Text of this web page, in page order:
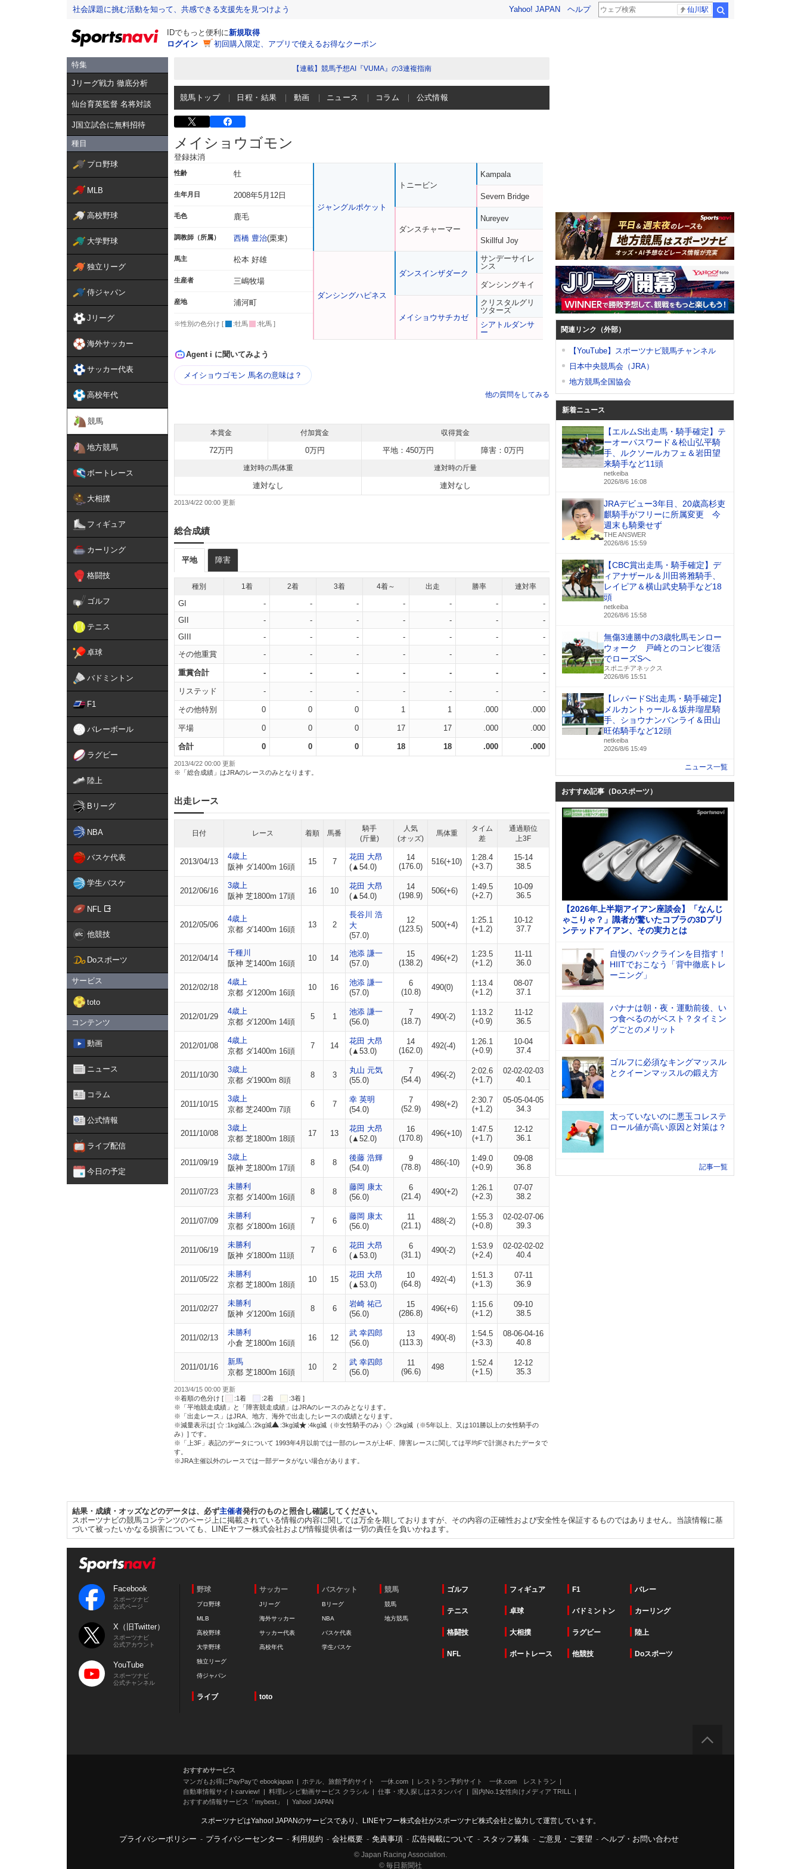
社会課題に挑む活動を知って、共感できる支援先を見つけよう Yahoo! JAPAN ヘルプ 仙川駅
IDでもっと便利に新規取得
ログイン
初回購入限定、アプリで使えるお得なクーポン
特集
Jリーグ戦力 徹底分析
仙台育英監督 名将対談
J国立試合に無料招待
種目
プロ野球
MLB
高校野球
大学野球
独立リーグ
侍ジャパン
Jリーグ
海外サッカー
サッカー代表
高校年代
競馬
地方競馬
ボートレース
大相撲
フィギュア
カーリング
格闘技
ゴルフ
テニス
卓球
バドミントン
F1
バレーボール
ラグビー
陸上
Bリーグ
NBA
バスケ代表
学生バスケ
NFL
他競技
Doスポーツ
サービス
toto
コンテンツ
動画
ニュース
コラム
公式情報
ライブ配信
今日の予定
【連載】競馬予想AI『VUMA』の3連複指南
競馬トップ 日程・結果 動画 ニュース コラム 公式情報
メイショウゴモン
登録抹消
性齢 牡
生年月日 2008年5月12日
毛色 鹿毛
調教師（所属） 西橋 豊治(栗東)
馬主 松本 好雄
生産者 三嶋牧場
産地 浦河町
※性別の色分け [ :牡馬 :牝馬 ]
ジャングルポケット
ダンシングハピネス
トニービン
ダンスチャーマー
ダンスインザダーク
メイショウサチカゼ
Kampala
Severn Bridge
Nureyev
Skillful Joy
サンデーサイレ
ンス
ダンシングキイ
クリスタルグリ
ツターズ
シアトルダンサ
ー
Agent i に聞いてみよう
メイショウゴモン 馬名の意味は？
他の質問をしてみる
本賞金 付加賞金 収得賞金
72万円 0万円 平地：450万円 障害：0万円
連対時の馬体重 連対時の斤量
連対なし 連対なし
2013/4/22 00:00
総合成績
平地 障害
種別 1着 2着 3着 4着～ 出走 勝率 連対率
GI - - - - - -
-
GII
- - - - - -
-
GIII
- - - - - -
-
その他重賞
- - - - - - -
重賞合計 - - - - - - -
リステッド - - - - - - -
その他特別 0 0 0 1 1 .000 .000
平場 0 0 0 17 17 .000 .000
合計 0 0 0 18 18 .000 .000
2013/4/22 00:00 更新
※「総合成績」はJRAのレースのみとなります。
出走レース
日付 レース 着順 馬番
騎手
(斤量)
人気
(オッズ)
馬体重
タイム
差
通過順位
上3F
2013/04/13
4歳上
阪神 ダ1400m 16頭
15 7
花田 大昂
(▲54.0)
14
(176.0)
516(+10)
1:28.4
(+3.7)
15-14
38.5
2012/06/16
3歳上
阪神 芝1800m 17頭
16 10
花田 大昂
(▲54.0)
14
(198.9)
506(+6)
1:49.5
(+2.7)
10-09
36.5
2012/05/06
4歳上
京都 ダ1400m 16頭
13 2
長谷川 浩
大
(57.0)
12
(123.5)
500(+4)
1:25.1
(+1.2)
10-12
37.7
2012/04/14
千種川
阪神 芝1400m 16頭
10 14
池添 謙一
(57.0)
15
(138.2)
496(+2)
1:23.5
(+1.2)
11-11
36.0
2012/02/18
4歳上
京都 ダ1200m 16頭
10 16
池添 謙一
(57.0)
6
(10.8)
490(0)
1:13.4
(+1.2)
08-07
37.1
2012/01/29
4歳上
京都 ダ1200m 14頭
5 1
池添 謙一
(56.0)
7
(18.7)
490(-2)
1:13.2
(+0.9)
11-12
36.5
2012/01/08
4歳上
京都 ダ1400m 16頭
7 14
花田 大昂
(▲53.0)
14
(162.0)
492(-4)
1:26.1
(+0.9)
10-04
37.4
2011/10/30
3歳上
京都 ダ1900m 8頭
8 3
丸山 元気
(55.0)
7
(54.4)
496(-2)
2:02.6
(+1.7)
02-02-02-03
40.1
2011/10/15
3歳上
京都 芝2400m 7頭
6 7
幸 英明
(54.0)
7
(52.9)
498(+2)
2:30.7
(+1.2)
05-05-04-05
34.3
2011/10/08
3歳上
京都 芝1800m 18頭
17 13
花田 大昂
(▲52.0)
16
(170.8)
496(+10)
1:47.5
(+1.7)
12-12
36.1
2011/09/19
3歳上
阪神 芝1800m 17頭
8 8
後藤 浩輝
(54.0)
9
(78.8)
486(-10)
1:49.0
(+0.9)
09-08
36.8
2011/07/23
未勝利
京都 ダ1400m 16頭
8 8
藤岡 康太
(56.0)
6
(21.4)
490(+2)
1:26.1
(+2.3)
07-07
38.2
2011/07/09
未勝利
京都 ダ1800m 16頭
7 6
藤岡 康太
(56.0)
11
(21.1)
488(-2)
1:55.3
(+0.8)
02-02-07-06
39.3
2011/06/19
未勝利
阪神 ダ1800m 11頭
7 6
花田 大昂
(▲53.0)
6
(31.1)
490(-2)
1:53.9
(+2.4)
02-02-02-02
40.4
2011/05/22
未勝利
京都 芝1800m 18頭
10 15
花田 大昂
(▲53.0)
10
(64.8)
492(-4)
1:51.3
(+1.3)
07-11
36.9
2011/02/27
未勝利
阪神 ダ1200m 16頭
8 6
岩崎 祐己
(56.0)
15
(286.8)
496(+6)
1:15.6
(+1.2)
09-10
38.5
2011/02/13
未勝利
小倉 芝1800m 16頭
16 12
武 幸四郎
(56.0)
13
(113.3)
490(-8)
1:54.5
(+3.3)
08-06-04-16
40.8
2011/01/16
新馬
京都 芝1800m 16頭
10 2
武 幸四郎
(56.0)
11
(96.6)
498
1:52.4
(+1.5)
12-12
35.3
2013/4/15 00:00 更新
※着順の色分け [
:1着 :2着
:3着 ]
※「平地競走成績」と「障害競走成績」はJRAのレースのみとなります。
※「出走レース」はJRA、地方、海外で出走したレースの成績となります。
※減量表示は[
:1kg減 :2kg減 :3kg減 :4kg減（※女性騎手のみ）
:2kg減（※5年以上、又は101勝以上の女性騎手の
み）] です。
※「上3F」表記のデータについて 1993年4月以前では一部のレースが上4F、障害レースに関しては平均Fで計測されたデータで
す。
※JRA主催以外のレースでは一部データがない場合があります。
関連リンク（外部）
【YouTube】スポーツナビ競馬チャンネル
日本中央競馬会（JRA）
地方競馬全国協会
新着ニュース
【エルムS出走馬・騎手確定】テ
ーオーパスワード＆松山弘平騎
手、ルクソールカフェ＆岩田望
来騎手など11頭
netkeiba
2026/8/6 16:08
JRAデビュー3年目、20歳高杉吏
麒騎手がフリーに所属変更 今
週末も騎乗せず
THE ANSWER
2026/8/6 15:59
【CBC賞出走馬・騎手確定】デ
ィアナザール＆川田将雅騎手、
レイピア＆横山武史騎手など18
頭
netkeiba
2026/8/6 15:58
無傷3連勝中の3歳牝馬モンロー
ウォーク 戸崎とのコンビ復活
でローズSへ
スポニチアネックス
2026/8/6 15:51
【レパードS出走馬・騎手確定】
メルカントゥール＆坂井瑠星騎
手、ショウナンバンライ＆田山
旺佑騎手など12頭
netkeiba
2026/8/6 15:49
ニュース一覧
おすすめ記事（Doスポーツ）
【2026年上半期アイアン座談会】「なんじ
ゃこりゃ？」識者が驚いたコブラの3Dプリ
ンテッドアイアン、その実力とは
自慢のバックラインを目指す！
HIITでおこなう「背中徹底トレ
ーニング」
バナナは朝・夜・運動前後、い
つ食べるのがベスト？タイミン
グごとのメリット
ゴルフに必須なキングマッスル
とクイーンマッスルの鍛え方
太っていないのに悪玉コレステ
ロール値が高い原因と対策は？
記事一覧
結果・成績・オッズなどのデータは、必ず主催者発行のものと照合し確認してください。
スポーツナビの競馬コンテンツのページ上に掲載されている情報の内容に関しては万全を期しておりますが、その内容の正確性および安全性を保証するものではありません。当該情報に基
づいて被ったいかなる損害についても、LINEヤフー株式会社および情報提供者は一切の責任を負いかねます。
Facebook
スポーツナビ
公式ページ
X（旧Twitter）
スポーツナビ
公式アカウント
YouTube
スポーツナビ
公式チャンネル
野球
プロ野球
MLB
高校野球
大学野球
独立リーグ
侍ジャパン
サッカー
Jリーグ
海外サッカー
サッカー代表
高校年代
バスケット
Bリーグ
NBA
バスケ代表
学生バスケ
競馬
競馬
地方競馬
ゴルフ フィギュア F1 バレー
テニス 卓球 バドミントン カーリング
格闘技 大相撲 ラグビー 陸上
NFL ボートレース 他競技 Doスポーツ
ライブ toto
おすすめサービス
マンガもお得にPayPayで ebookjapan
ホテル、旅館予約サイト 一休.com
レストラン予約サイト 一休.com レストラン
自動車情報サイトcarview!
料理レシピ動画サービス クラシル 仕事・求人探しはスタンバイ
国内No.1女性向けメディア TRILL
おすすめ情報サービス「mybest」
Yahoo! JAPAN
スポーツナビはYahoo! JAPANのサービスであり、LINEヤフー株式会社がスポーツナビ株式会社と協力して運営しています。
プライバシーポリシー - プライバシーセンター - 利用規約 - 会社概要 - 免責事項 - 広告掲載について - スタッフ募集 - ご意見・ご要望 - ヘルプ・お問い合わせ
© Japan Racing Association.
© 毎日新聞社